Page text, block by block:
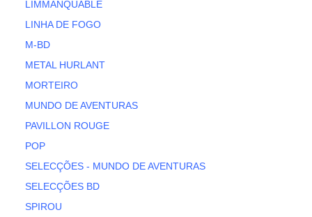
LIMMANQUABLE
LINHA DE FOGO
M-BD
METAL HURLANT
MORTEIRO
MUNDO DE AVENTURAS
PAVILLON ROUGE
POP
SELECÇÕES - MUNDO DE AVENTURAS
SELECÇÕES BD
SPIROU